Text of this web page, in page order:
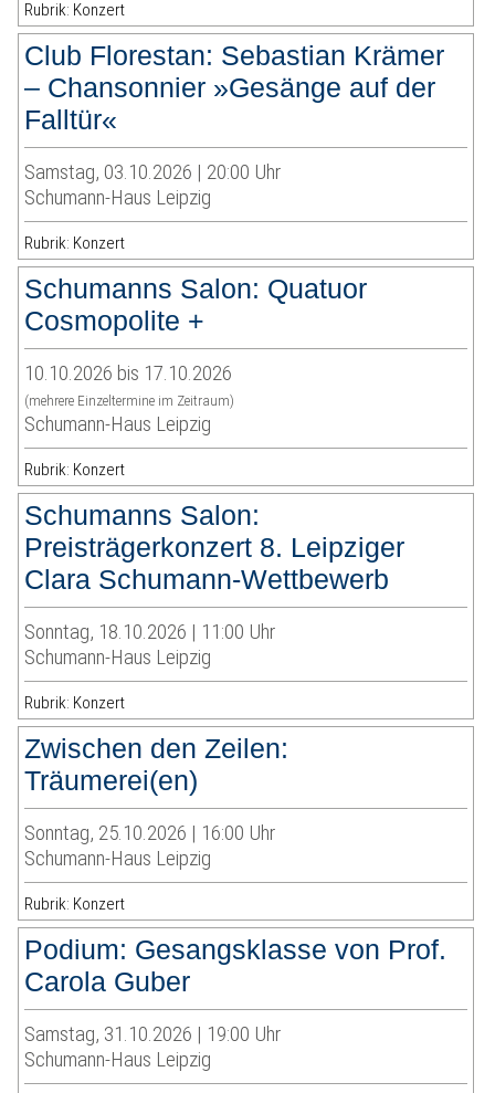
Rubrik: Konzert
Club Florestan: Sebastian Krämer
– Chansonnier »Gesänge auf der
Falltür«
Samstag, 03.10.2026 | 20:00 Uhr
Schumann-Haus Leipzig
Rubrik: Konzert
Schumanns Salon: Quatuor
Cosmopolite +
10.10.2026 bis 17.10.2026
(mehrere Einzeltermine im Zeitraum)
Schumann-Haus Leipzig
Rubrik: Konzert
Schumanns Salon:
Preisträgerkonzert 8. Leipziger
Clara Schumann-Wettbewerb
Sonntag, 18.10.2026 | 11:00 Uhr
Schumann-Haus Leipzig
Rubrik: Konzert
Zwischen den Zeilen:
Träumerei(en)
Sonntag, 25.10.2026 | 16:00 Uhr
Schumann-Haus Leipzig
Rubrik: Konzert
Podium: Gesangsklasse von Prof.
Carola Guber
Samstag, 31.10.2026 | 19:00 Uhr
Schumann-Haus Leipzig